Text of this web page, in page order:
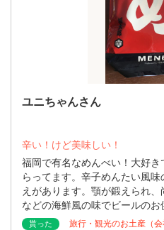
ユニちゃんさん
辛い！けど美味しい！
福岡で有名なめんべい！大好
らってます。辛子めんたい風
えがあります。顎が鍛えられ
などの海鮮風の味でビールのお
貰った
旅行・観光のお土産（会